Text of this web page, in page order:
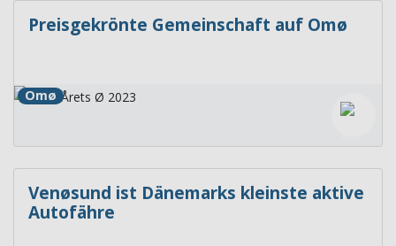
Preisgekrönte Gemeinschaft auf Omø
Omø
Venøsund ist Dänemarks kleinste aktive
Autofähre